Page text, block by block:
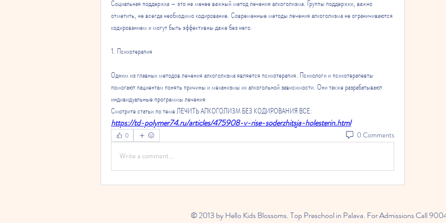
Социальная поддержка – это не менее важный метод лечения алкоголизма. Группы поддержки, важно
отметить, не всегда необходимо кодирование. Современные методы лечения алкоголизма не ограничиваются
кодированием и могут быть эффективны даже без него.
1. Психотерапия
Одним из главных методов лечения алкоголизма является психотерапия. Психологи и психотерапевты
помогают пациентам понять причины и механизмы их алкогольной зависимости. Они также разрабатывают
индивидуальные программы лечения
Смотрите статьи по теме ЛЕЧИТЬ АЛКОГОЛИЗМ БЕЗ КОДИРОВАНИЯ ВСЕ:
https://td-polymer74.ru/articles/475908-v-rise-soderzhitsja-holesterin.html
0 0 Comments
Write a comment...
© 2013 by Hello Kids Blossoms. Top Preschool in Palava. For Admissions Call